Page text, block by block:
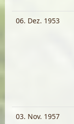
06. Dez. 1953
03. Nov. 1957